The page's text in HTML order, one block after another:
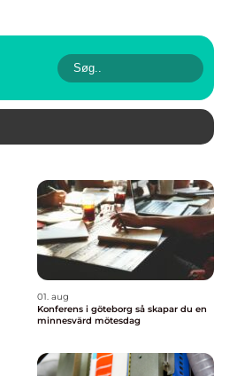
01. aug
Konferens i göteborg så skapar du en
minnesvärd mötesdag